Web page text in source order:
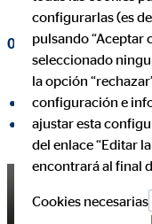
09 de mayo de 2023 |
compartir en
compartir en
configurarlas (es
pulsando “Aceptar
seleccionado
la opción
configuración e
ajustar esta
del enlace “Editar
encontrará al final
Cookies necesarias